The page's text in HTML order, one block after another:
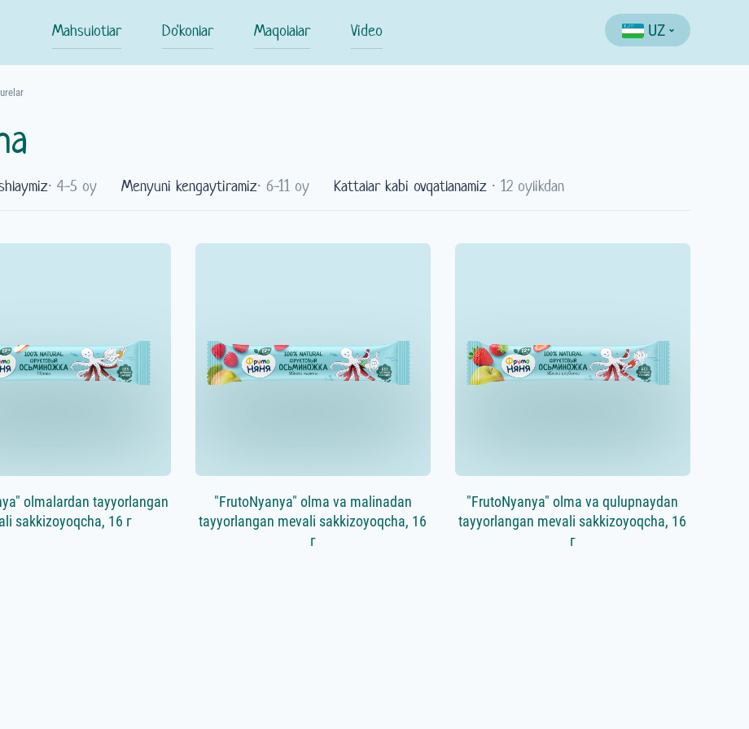
UZ
Mahsulotlar Do'konlar Maqolalar Video
⋅ 4-5 oy Menyuni kengaytiramiz⋅ 6-11 oy Kattalar kabi ovqatlanamiz ⋅ 12 oylikdan
olmalardan tayyorlangan
sakkizoyoqcha, 16 г
"FrutoNyanya" olma va malinadan
tayyorlangan mevali sakkizoyoqcha, 16
г
"FrutoNyanya" olma va qulupnaydan
tayyorlangan mevali sakkizoyoqcha, 16
г